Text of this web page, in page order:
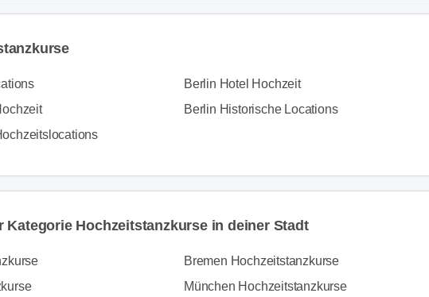
Berlin Hotel Hochzeit
Berlin Historische Locations
Kategorie Hochzeitstanzkurse in deiner Stadt
Bremen Hochzeitstanzkurse
München Hochzeitstanzkurse